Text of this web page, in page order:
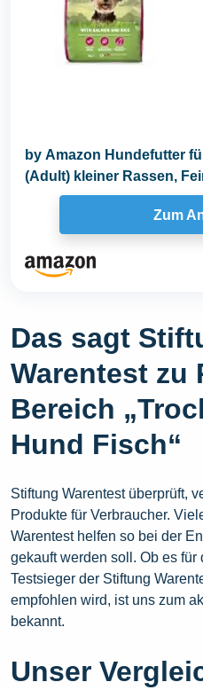
by Amazon Hundefutter
(Adult) kleiner Rassen,
Zum
Das sagt
Warentest zu
Bereich
Hund Fisch“
Stiftung Warentest überprüft,
Produkte für Verbraucher.
Warentest helfen so bei der
gekauft werden soll. Ob es für
Testsieger der Stiftung
empfohlen wird, ist uns zum
bekannt.
Unser